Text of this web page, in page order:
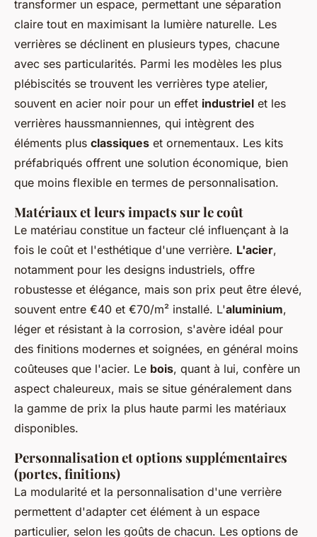
transformer un espace, permettant une séparation
claire tout en maximisant la lumière naturelle. Les
verrières se déclinent en plusieurs types, chacune
avec ses particularités. Parmi les modèles les plus
plébiscités se trouvent les verrières type atelier,
souvent en acier noir pour un effet industriel et les
verrières haussmanniennes, qui intègrent des
éléments plus classiques et ornementaux. Les kits
préfabriqués offrent une solution économique, bien
que moins flexible en termes de personnalisation.
Matériaux et leurs impacts sur le coût
Le matériau constitue un facteur clé influençant à la
fois le coût et l'esthétique d'une verrière. L'acier,
notamment pour les designs industriels, offre
robustesse et élégance, mais son prix peut être élevé,
souvent entre €40 et €70/m² installé. L'aluminium,
léger et résistant à la corrosion, s'avère idéal pour
des finitions modernes et soignées, en général moins
coûteuses que l'acier. Le bois, quant à lui, confère un
aspect chaleureux, mais se situe généralement dans
la gamme de prix la plus haute parmi les matériaux
disponibles.
Personnalisation et options supplémentaires
(portes, finitions)
La modularité et la personnalisation d'une verrière
permettent d'adapter cet élément à un espace
particulier, selon les goûts de chacun. Les options de